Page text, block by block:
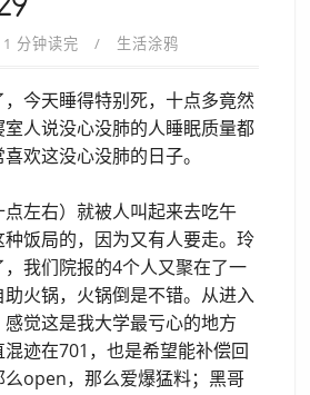
分钟读完 生活涂鸦
今天睡得特别死，十点多竟然
人说没心没肺的人睡眠质量都
欢这没心没肺的日子。
左右）就被人叫起来去吃午
饭局的，因为又有人要走。玲
我们院报的4个人又聚在了一
火锅，火锅倒是不错。从进入
觉这是我大学最亏心的地方
迹在701，也是希望能补偿回
open，那么爱爆猛料；黑哥